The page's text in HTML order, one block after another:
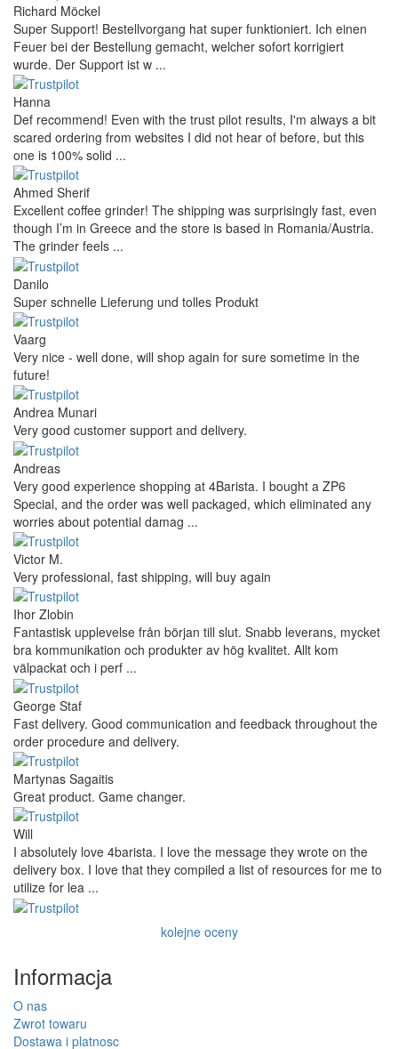
Richard Möckel
Super Support! Bestellvorgang hat super funktioniert. Ich einen
Feuer bei der Bestellung gemacht, welcher sofort korrigiert
wurde. Der Support ist w ...
Hanna
Def recommend! Even with the trust pilot results, I'm always a bit
scared ordering from websites I did not hear of before, but this
one is 100% solid ...
Ahmed Sherif
Excellent coffee grinder! The shipping was surprisingly fast, even
though I’m in Greece and the store is based in Romania/Austria.
The grinder feels ...
Danilo
Super schnelle Lieferung und tolles Produkt
Vaarg
Very nice - well done, will shop again for sure sometime in the
future!
Andrea Munari
Very good customer support and delivery.
Andreas
Very good experience shopping at 4Barista. I bought a ZP6
Special, and the order was well packaged, which eliminated any
worries about potential damag ...
Victor M.
Very professional, fast shipping, will buy again
Ihor Zlobin
Fantastisk upplevelse från början till slut. Snabb leverans, mycket
bra kommunikation och produkter av hög kvalitet. Allt kom
välpackat och i perf ...
George Staf
Fast delivery. Good communication and feedback throughout the
order procedure and delivery.
Martynas Sagaitis
Great product. Game changer.
Will
I absolutely love 4barista. I love the message they wrote on the
delivery box. I love that they compiled a list of resources for me to
utilize for lea ...
kolejne oceny
Informacja
O nas
Zwrot towaru
Dostawa i platnosc